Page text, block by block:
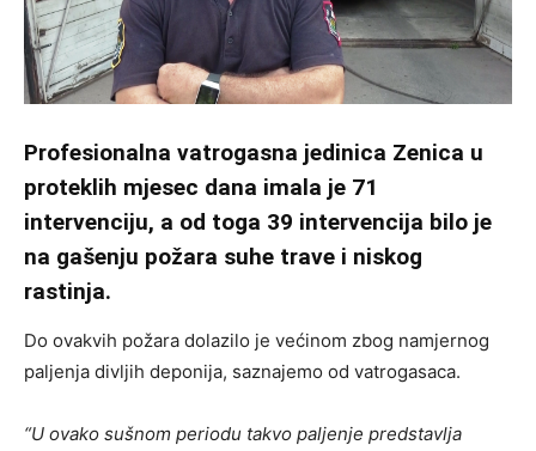
Profesionalna vatrogasna jedinica Zenica u
proteklih mjesec dana imala je 71
intervenciju, a od toga 39 intervencija bilo je
na gašenju požara suhe trave i niskog
rastinja.
Do ovakvih požara dolazilo je većinom zbog namjernog
paljenja divljih deponija, saznajemo od vatrogasaca.
“U ovako sušnom periodu takvo paljenje predstavlja